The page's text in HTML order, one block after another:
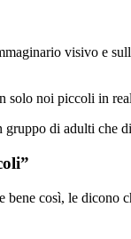
visivo e
solo noi piccoli in
di adulti che
così, le dicono